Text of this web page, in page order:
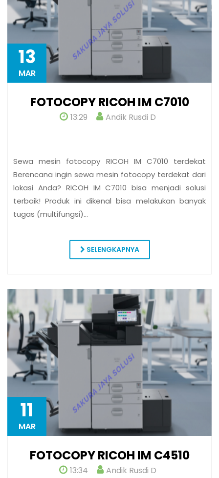
13
MAR
FOTOCOPY RICOH IM C7010
13:29 Andik Rusdi D
Sewa mesin fotocopy RICOH IM C7010 terdekat
Berencana ingin sewa mesin fotocopy terdekat dari
lokasi Anda? RICOH IM C7010 bisa menjadi solusi
terbaik! Produk ini dikenal bisa melakukan banyak
tugas (multifungsi)…
SELENGKAPNYA
11
MAR
FOTOCOPY RICOH IM C4510
13:34 Andik Rusdi D